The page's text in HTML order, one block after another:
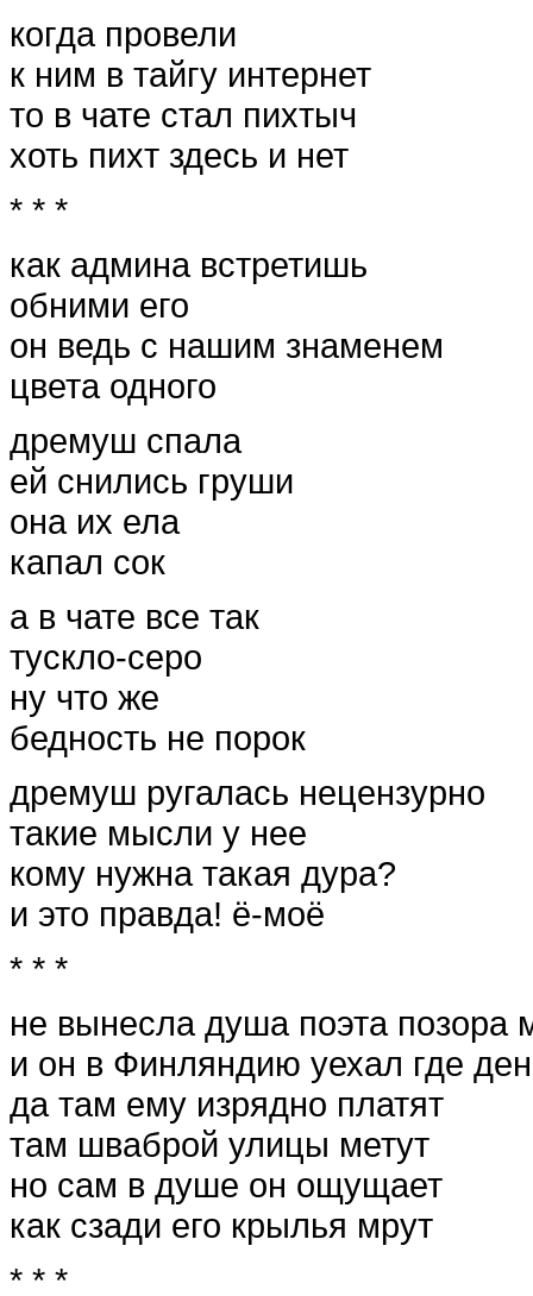
когда провели
к ним в тайгу интернет
то в чате стал пихтыч
хоть пихт здесь и нет
* * *
как админа встретишь
обними его
он ведь с нашим знаменем
цвета одного
дремуш спала
ей снились груши
она их ела
капал сок
а в чате все так
тускло-серо
ну что же
бедность не порок
дремуш ругалась нецензурно
такие мысли у нее
кому нужна такая дура?
и это правда! ё-моё
* * *
не вынесла душа поэта позора
и он в Финляндию уехал где
да там ему изрядно платят
там шваброй улицы метут
но сам в душе он ощущает
как сзади его крылья мрут
* * *